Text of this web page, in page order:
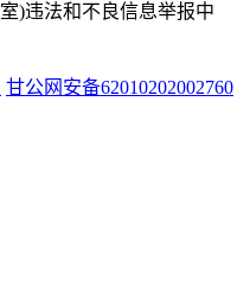
)违法和不良信息举报中
甘公网安备62010202002760